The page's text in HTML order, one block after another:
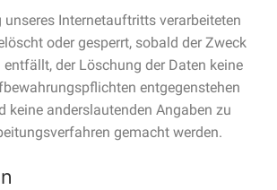
unseres Internetauftritts verarbeiteten
oder gesperrt, sobald der Zweck
entfällt, der Löschung der Daten keine
entgegenstehen
keine anderslautenden Angaben zu
gemacht werden.